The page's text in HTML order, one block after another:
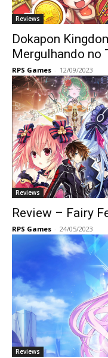
Reviews
Dokapon
Mergulhando no
RPS Games - 12/09/2023
Reviews
Review – Fairy
RPS Games - 24/05/2023
Reviews